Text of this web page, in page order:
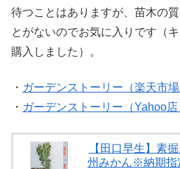
待つことはありますが、苗木の
とがないのでお気に入りです（
購入しました）。
・ ガーデンストーリー（楽天市場
・ ガーデンストーリー（Yahoo店
【田口早生】素
州みかん※納期指